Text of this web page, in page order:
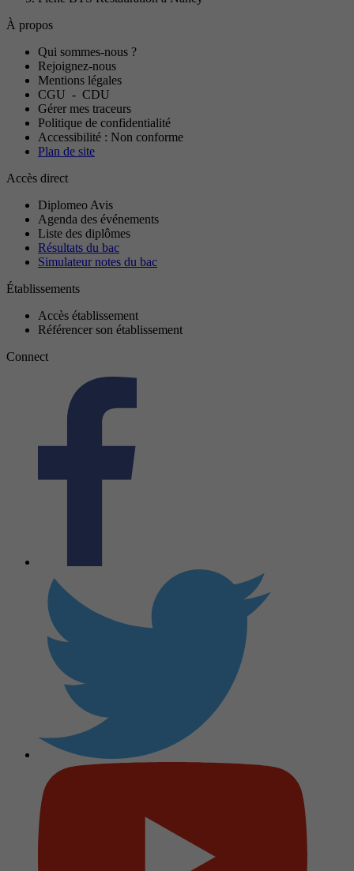
À propos
Qui sommes-nous ?
Rejoignez-nous
Mentions légales
CGU - CDU
Gérer mes traceurs
Politique de confidentialité
Accessibilité : Non conforme
Plan de site
Accès direct
Diplomeo Avis
Agenda des événements
Liste des diplômes
Résultats du bac
Simulateur notes du bac
Établissements
Accès établissement
Référencer son établissement
Connect